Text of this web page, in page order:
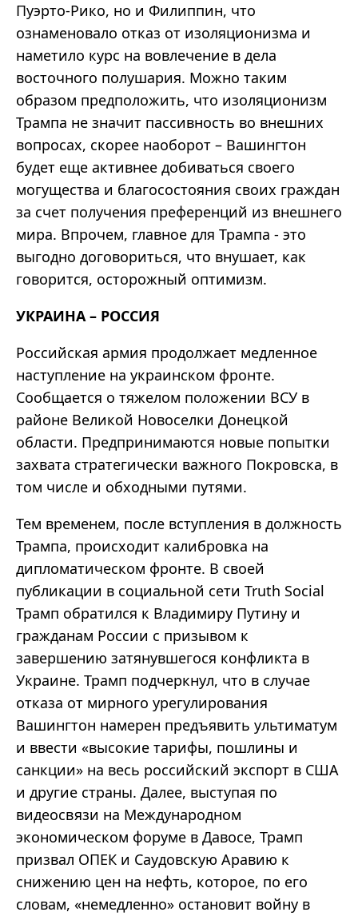
Пуэрто-Рико, но и Филиппин, что
ознаменовало отказ от изоляционизма и
наметило курс на вовлечение в дела
восточного полушария. Можно таким
образом предположить, что изоляционизм
Трампа не значит пассивность во внешних
вопросах, скорее наоборот – Вашингтон
будет еще активнее добиваться своего
могущества и благосостояния своих граждан
за счет получения преференций из внешнего
мира. Впрочем, главное для Трампа - это
выгодно договориться, что внушает, как
говорится, осторожный оптимизм.
УКРАИНА – РОССИЯ
Российская армия продолжает медленное
наступление на украинском фронте.
Сообщается о тяжелом положении ВСУ в
районе Великой Новоселки Донецкой
области. Предпринимаются новые попытки
захвата стратегически важного Покровска, в
том числе и обходными путями.
Тем временем, после вступления в должность
Трампа, происходит калибровка на
дипломатическом фронте. В своей
публикации в социальной сети Truth Social
Трамп обратился к Владимиру Путину и
гражданам России с призывом к
завершению затянувшегося конфликта в
Украине. Трамп подчеркнул, что в случае
отказа от мирного урегулирования
Вашингтон намерен предъявить ультиматум
и ввести «высокие тарифы, пошлины и
санкции» на весь российский экспорт в США
и другие страны. Далее, выступая по
видеосвязи на Международном
экономическом форуме в Давосе, Трамп
призвал ОПЕК и Саудовскую Аравию к
снижению цен на нефть, которое, по его
словам, «немедленно» остановит войну в